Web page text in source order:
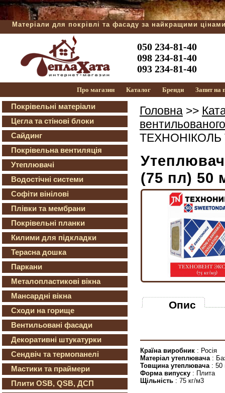
Матеріали для покрівлі та фасаду за найкращими
050 234-81-40
098 234-81-40
093 234-81-40
Про магазин Каталог Бренди Запит на
Покрівельні матеріали
Цегла та стінові блоки
Сайдинг
Покрівельна вентиляція
Утеплювачі
Водостічні системи
Софіти вінілові
Плівки та мембрани
Покрівельні планки
Килими для підкладки
Терасна дошка
Паркани
Металопластикові вікна
Мансардні вікна
Сходи на горище
Вентильовані фасади
Декоративні штукатурки
Сендвіч та термопанелі
Мастики та праймери
Плити OSB, QSB, ДСП
Головна >>
ТЕХНОНІКОЛЬ
(75 пл) 50
Опис
Країна виробник : Росія
Матеріал утеплювача :
Товщина утеплювача : 50
Форма випуску : Плита
Щільність : 75 кг/м3